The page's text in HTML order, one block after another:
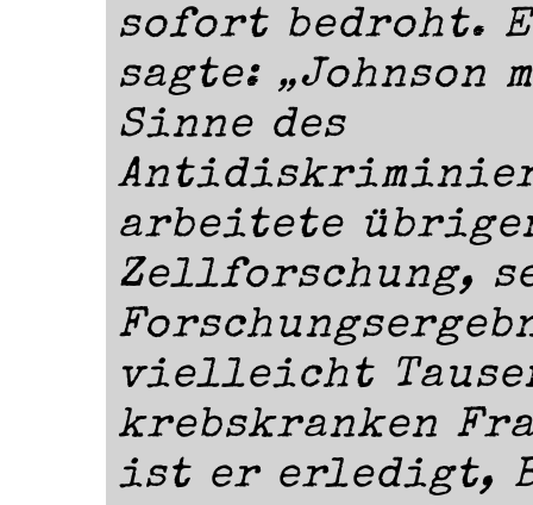
sofort bedroht.
sagte: „Johnson
Sinne des
arbeitete
Zellforschung,
vielleicht
krebskranken
ist er erledigt,